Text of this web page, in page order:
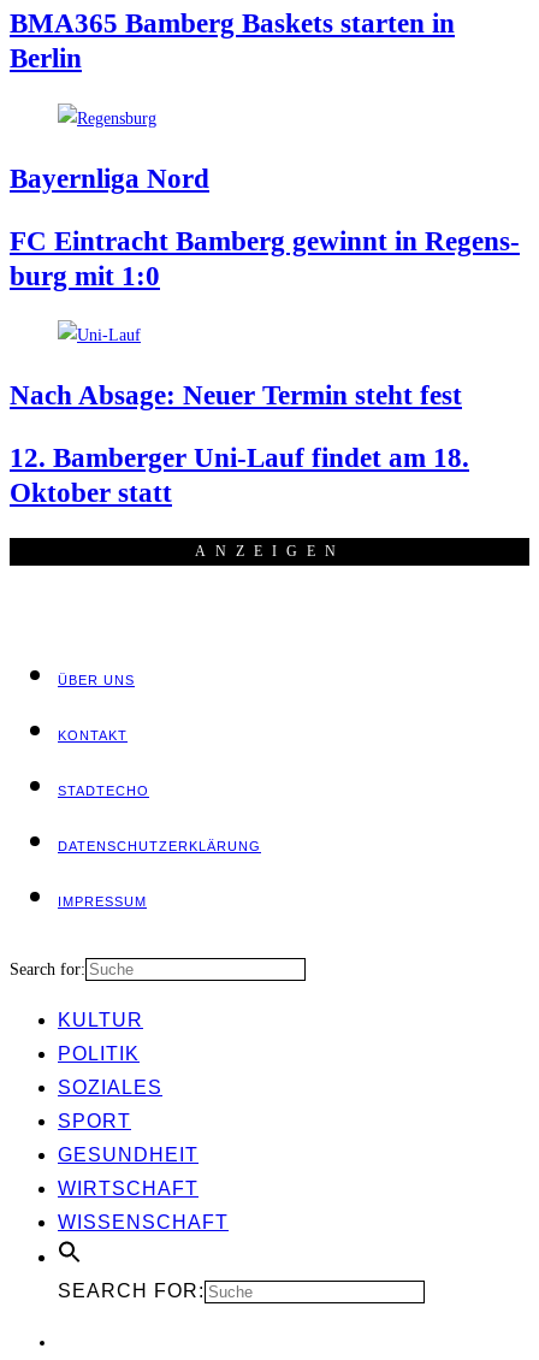
BMA365 Bam­berg Bas­kets star­ten in
Berlin
Bay­ern­li­ga Nord
FC Ein­tracht Bam­berg gewinnt in Regens­
burg mit 1:0
Nach Absa­ge: Neu­er Ter­min steht fest
12. Bam­ber­ger Uni-Lauf fin­det am 18.
Okto­ber statt
ANZEI­GEN
ÜBER UNS
KON­TAKT
STADT­ECHO
DATEN­SCHUTZ­ER­KLÄ­RUNG
IMPRES­SUM
Search for:
KUL­TUR
POLI­TIK
SOZIA­LES
SPORT
GESUND­HEIT
WIRT­SCHAFT
WIS­SEN­SCHAFT
SEARCH FOR: